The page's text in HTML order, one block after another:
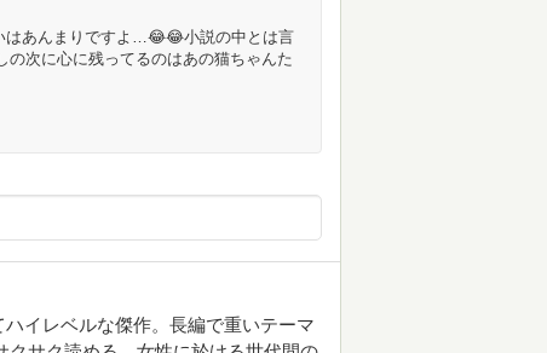
はあんまりですよ…😂😂小説の中とは言
次に心に残ってるのはあの猫ちゃんた
イレベルな傑作。長編で重いテーマ